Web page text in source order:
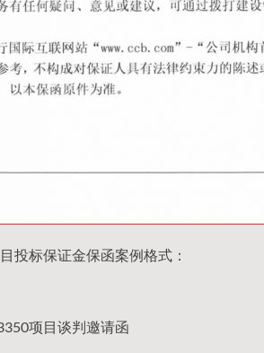
投标保证金保函案例格式：
项目谈判邀请函